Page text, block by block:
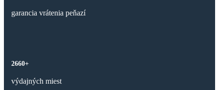
garancia vrátenia peňazí
2660+
výdajných miest